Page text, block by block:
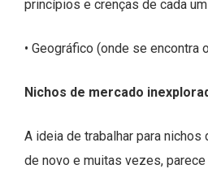
princípios e crenças de cada um
• Geográfico (onde se encontra
Nichos de mercado
A ideia de trabalhar para nichos
de novo e muitas vezes, parece